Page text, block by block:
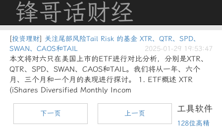
锋哥话财经
[投资理财] 关注尾部风险Tail Risk 的基金 XTR、QTR、SPD、
SWAN、CAOS和TAIL
2025-01-29 19:53:47
本文将对六只在美国上市的ETF进行对比分析，分别是XTR、
QTR、SPD、SWAN、CAOS和TAIL。我们将从一年、六个
月、三个月和一个月的表现进行探讨。 1. ETF概述 XTR
(iShares Diversified Monthly Incom
下一页 上一页 工具软件
128位高精